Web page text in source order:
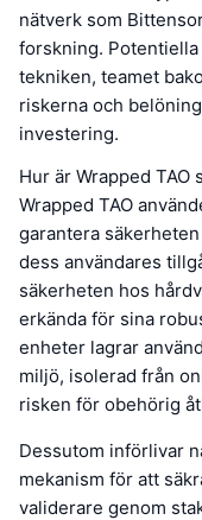
nätverk som
forskning.
tekniken, teamet
riskerna och
investering.
Hur är Wrapped TAO
Wrapped TAO
garantera
dess användares
säkerheten hos
erkända för sina
enheter lagrar
miljö, isolerad från
risken för obehörig
Dessutom införlivar
mekanism för att
validerare genom